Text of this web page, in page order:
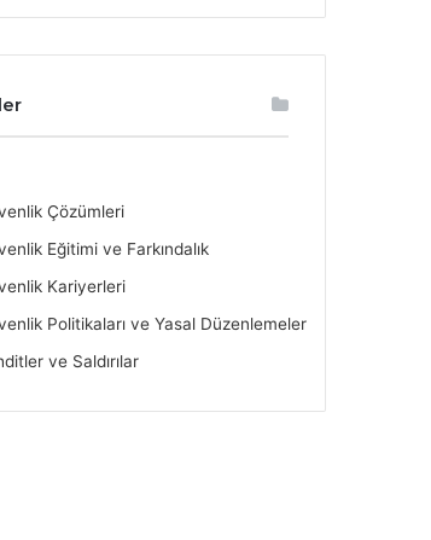
Çözümleri
Eğitimi ve Farkındalık
Kariyerleri
Politikaları ve Yasal Düzenlemeler
ve Saldırılar